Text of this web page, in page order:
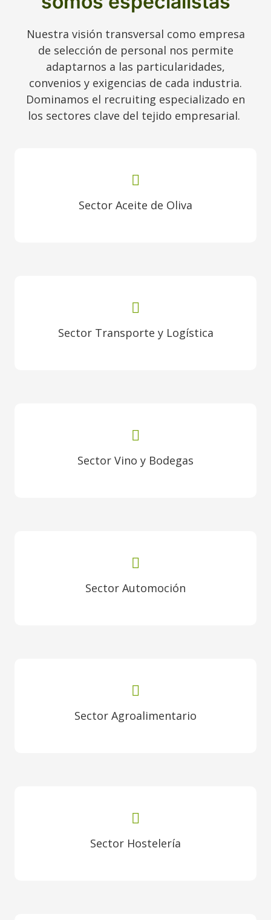
Nuestra visión transversal como empresa
de selección de personal nos permite
adaptarnos a las particularidades,
convenios y exigencias de cada industria.
Dominamos el recruiting especializado en
los sectores clave del tejido empresarial.
Sector Aceite de Oliva
Sector Transporte y Logística
Sector Vino y Bodegas
Sector Automoción
Sector Agroalimentario
Sector Hostelería